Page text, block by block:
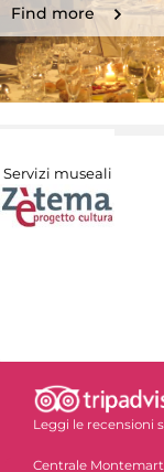
Find more
Servizi museali
Leggi le recensioni
Centrale